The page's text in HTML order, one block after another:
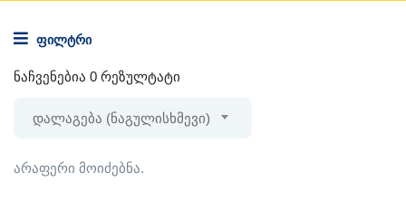
ფილტრი
ნაჩვენებია 0 რეზულტატი
დალაგება (ნაგულისხმევი)
არაფერი მოიძებნა.